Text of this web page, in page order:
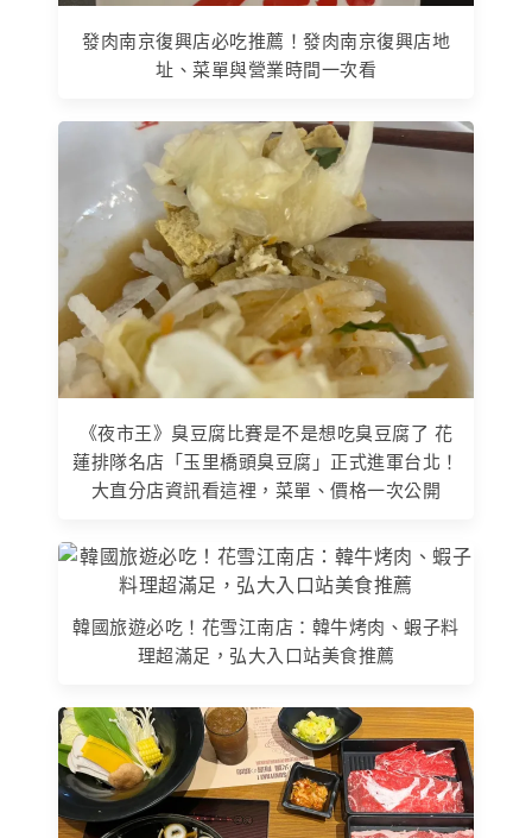
發肉南京復興店必吃推薦！發肉南京復興店地
址、菜單與營業時間一次看
《夜市王》臭豆腐比賽是不是想吃臭豆腐了 花
蓮排隊名店「玉里橋頭臭豆腐」正式進軍台北！
大直分店資訊看這裡，菜單、價格一次公開
韓國旅遊必吃！花雪江南店：韓牛烤肉、蝦子料
理超滿足，弘大入口站美食推薦